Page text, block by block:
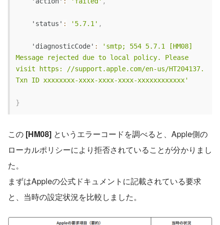
'status' : '5.7.1' ,
'diagnosticCode' :
'smtp; 554 5.7.1 [HM08]
Message rejected due to local policy. Please
visit https: //support.apple.com/en-us/HT204137.
Txn ID xxxxxxxx-xxxx-xxxx-xxxx-xxxxxxxxxxxx'
}
この [HM08] というエラーコードを調べると、Apple側の
ローカルポリシーにより拒否されていることが分かりまし
た。
まずはAppleの公式ドキュメントに記載されている要求
と、当時の設定状況を比較しました。